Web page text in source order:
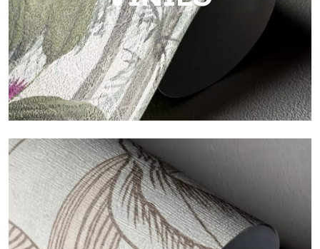
Vinilo
Los acabados vinílicos de los papeles pintados de
Tecnografica ofrecen superficies resistentes, texturizadas y
visualmente sofisticadas.